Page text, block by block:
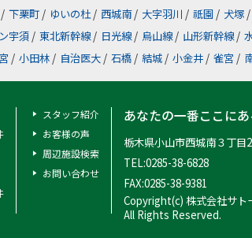
/ 下栗町 / ゆいの杜 / 西城南 / 大字羽川 / 祇園 / 犬塚 /
宇須 / 東北新幹線 / 日光線 / 烏山線 / 山形新幹線 /
/ 小田林 / 自治医大 / 石橋 / 結城 / 小金井 / 雀宮 /
スタッフ紹介
お客様の声
周辺施設検索
お問い合わせ
あなたの一番ここに
栃木県小山市西城南３丁目
TEL:0285-38-6828
FAX:0285-38-9381
Copyright(c) 株式会社サ
All Rights Reserved.